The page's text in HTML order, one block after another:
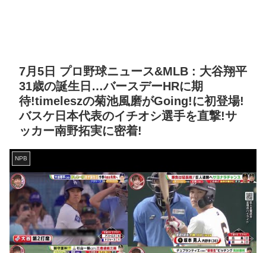
7月5日 プロ野球ニュース&MLB : 大谷翔平
31歳の誕生日…バースデーHRに期
待!timeleszの菊池風磨がGoing!に初登場!
バスケ日本代表のイチオシ選手を直撃!サ
ッカー南野拓実に密着!
NPB